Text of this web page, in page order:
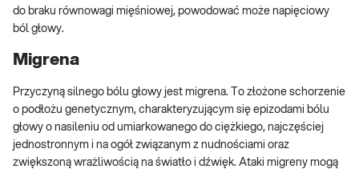
do braku równowagi mięśniowej, powodować może napięciowy
ból głowy.
Migrena
Przyczyną silnego bólu głowy jest migrena. To złożone schorzenie
o podłożu genetycznym, charakteryzującym się epizodami bólu
głowy o nasileniu od umiarkowanego do ciężkiego, najczęściej
jednostronnym i na ogół związanym z nudnościami oraz
zwiększoną wrażliwością na światło i dźwięk. Ataki migreny mogą